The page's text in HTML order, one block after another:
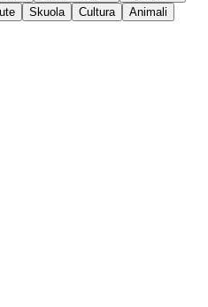
Skuola Cultura
Animali